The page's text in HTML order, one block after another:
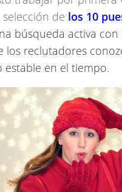
de los 10
búsqueda activa
reclutadores
en el tiempo.